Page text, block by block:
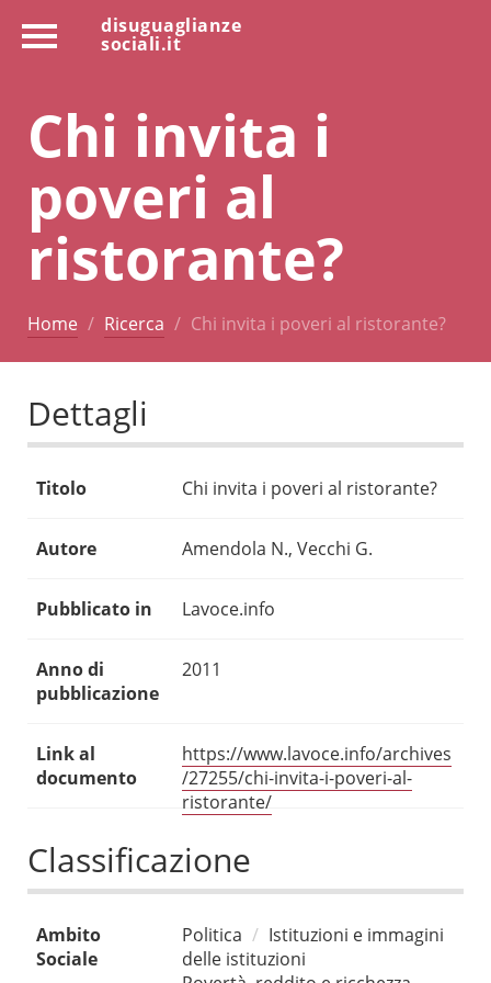
disuguaglianze
sociali.it
Chi invita i
poveri al
ristorante?
Home Ricerca Chi invita i poveri al ristorante?
Dettagli
Titolo Chi invita i poveri al ristorante?
Autore Amendola N., Vecchi G.
Pubblicato in Lavoce.info
Anno di
pubblicazione
2011
Link al
documento
https://www.lavoce.info/archives
/27255/chi-invita-i-poveri-al-
ristorante/
Classificazione
Ambito
Sociale
Politica
Istituzioni e immagini
delle istituzioni